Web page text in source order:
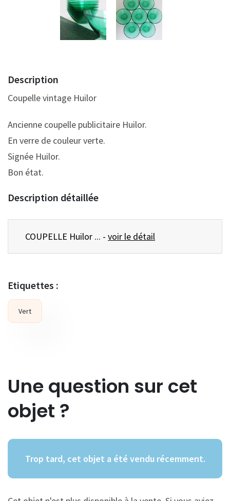
Description
Coupelle vintage Huilor
Ancienne coupelle publicitaire Huilor.
En verre de couleur verte.
Signée Huilor.
Bon état.
Description détaillée
COUPELLE Huilor ... - voir le détail
Etiquettes :
Vert
Une question sur cet
objet ?
Trop tard, cet objet a été vendu récemment.